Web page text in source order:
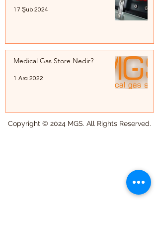
17 Şub 2024
Medical Gas Store Nedir?
1 Ara 2022
Copyright © 2024 MGS. All Rights Reserved.